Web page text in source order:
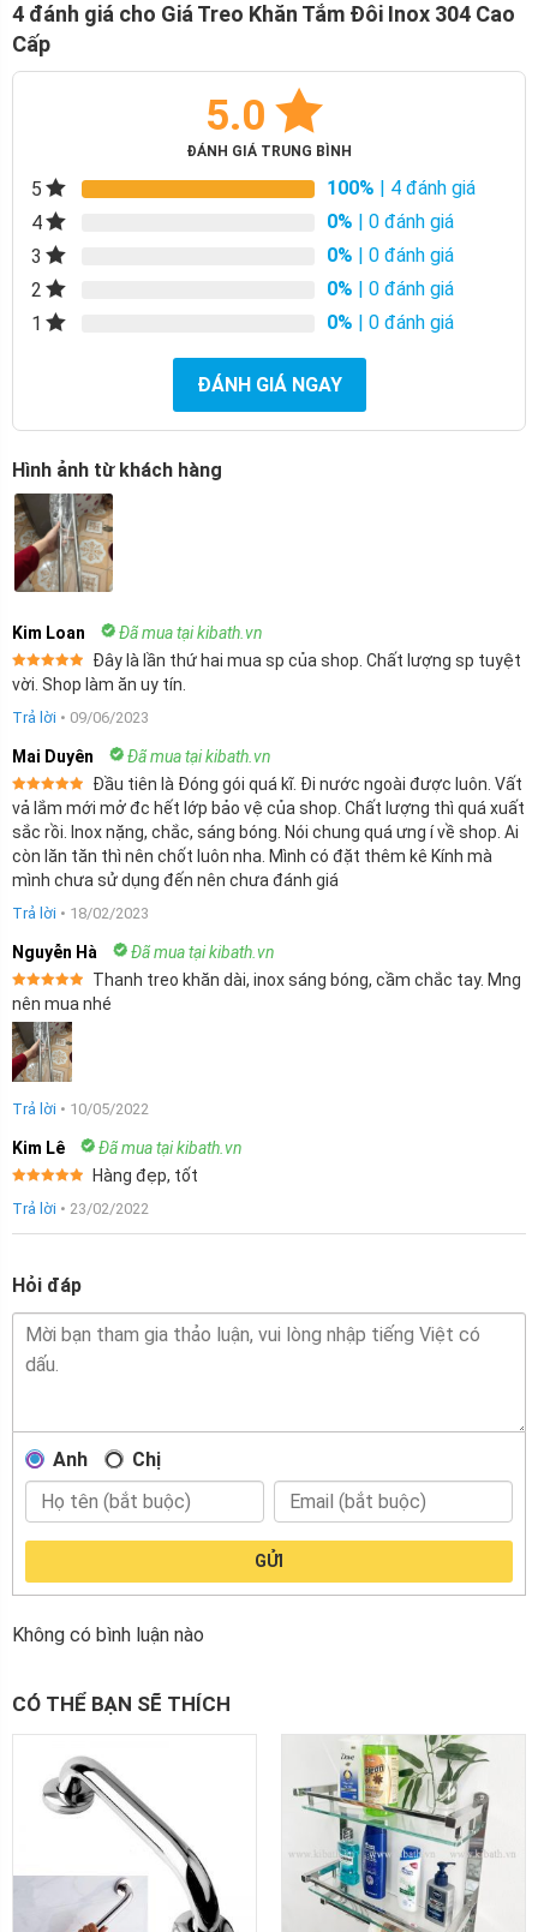
4 đánh giá cho Giá Treo Khăn Tắm Đôi Inox 304 Cao
Cấp
5.0
ĐÁNH GIÁ TRUNG BÌNH
5 100% | 4 đánh giá
4
0% | 0 đánh giá
3
0% | 0 đánh giá
2
0% | 0 đánh giá
1
0% | 0 đánh giá
ĐÁNH GIÁ NGAY
Hình ảnh từ khách hàng
Kim Loan Đã mua tại kibath.vn
Được xếp
hạng 55
Đây là lần thứ hai mua sp của shop. Chất lượng sp tuyệt
vời. Shop làm ăn uy tín.
Trả lời • 09/06/2023
Mai Duyên Đã mua tại kibath.vn
Được xếp
hạng5 5
sao
Đầu tiên là Đóng gói quá kĩ. Đi nước ngoài được luôn. Vất
vả lắm mới mở đc hết lớp bảo vệ của shop. Chất lượng thì quá xuất
sắc rồi. Inox nặng, chắc, sáng bóng. Nói chung quá ưng í về shop. Ai
còn lăn tăn thì nên chốt luôn nha. Mình có đặt thêm kê Kính mà
mình chưa sử dụng đến nên chưa đánh giá
Trả lời • 18/02/2023
Nguyễn Hà Đã mua tại kibath.vn
Được xếp
hạng 5 5
sao
Thanh treo khăn dài, inox sáng bóng, cầm chắc tay. Mng
nên mua nhé
Trả lời • 10/05/2022
Kim Lê Đã mua tại kibath.vn
hạng 55
Hàng đẹp, tốt
Trả lời • 23/02/2022
Hỏi đáp
Anh Chị
GỬI
Không có bình luận nào
CÓ THỂ BẠN SẼ THÍCH